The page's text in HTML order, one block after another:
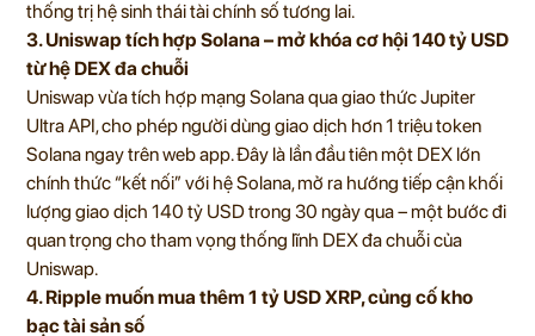
thống trị hệ sinh thái tài chính số tương lai.
3. Uniswap tích hợp Solana – mở khóa cơ hội 140 tỷ USD
từ hệ DEX đa chuỗi
Uniswap vừa tích hợp mạng Solana qua giao thức Jupiter
Ultra API, cho phép người dùng giao dịch hơn 1 triệu token
Solana ngay trên web app. Đây là lần đầu tiên một DEX lớn
chính thức “kết nối” với hệ Solana, mở ra hướng tiếp cận khối
lượng giao dịch 140 tỷ USD trong 30 ngày qua – một bước đi
quan trọng cho tham vọng thống lĩnh DEX đa chuỗi của
Uniswap.
4. Ripple muốn mua thêm 1 tỷ USD XRP, củng cố kho
bạc tài sản số